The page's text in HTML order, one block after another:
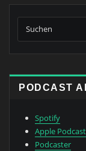
PODCAST
Spotify
Apple
Podcaster